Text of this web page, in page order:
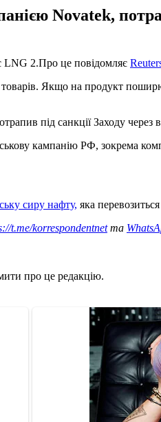
Novatek,
LNG 2.Про це повідомляє
Якщо на продукт
під санкції Заходу через
кампанію РФ, зокрема
сиру нафту, яка
t.me/korrespondentnetта
про це редакцію.